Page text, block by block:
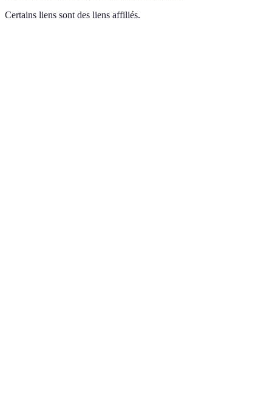
Certains liens sont des liens affiliés.